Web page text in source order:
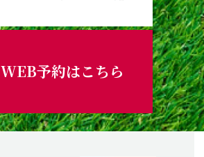
WEB予約はこちら